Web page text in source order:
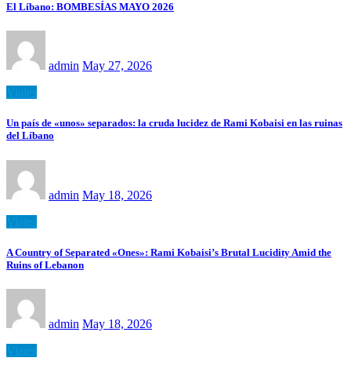
El Líbano: BOMBESÍAS MAYO 2026
admin May 27, 2026
Un país de «unos» separados: la cruda lucidez de Rami Kobaisi en las ruinas
del Líbano
admin May 18, 2026
A Country of Separated «Ones»: Rami Kobaisi’s Brutal Lucidity Amid the
Ruins of Lebanon
admin May 18, 2026